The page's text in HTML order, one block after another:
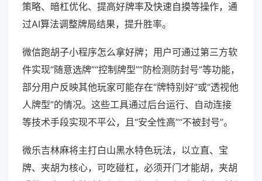
策略、暗杠优化、提高好牌率及快速自摸等操作，通
过AI算法调整牌局结果，提升胜率。
微信跑胡子小程序怎么拿好牌；用户可通过第三方软
件实现“随意选牌”“控制牌型”“防检测防封号”等功能，
部分用户反映其他玩家可能存在“牌特别好”或“透视他
人牌型”的情况。这些工具通过后台运行、自动连接
等技术手段实现不平公，且“安全性高”“不被封号”。
微乐吉林麻将主打白山黑水特色玩法，以立直、宝
牌、夹胡为核心，可吃碰杠，必须开门才能胡，夹胡